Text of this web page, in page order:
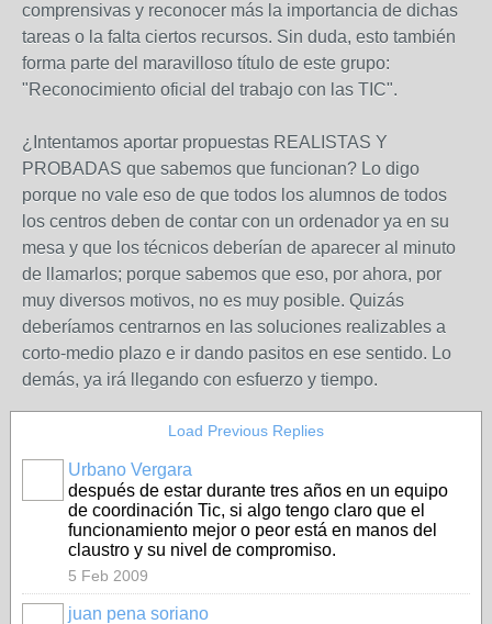
comprensivas y reconocer más la importancia de dichas
tareas o la falta ciertos recursos. Sin duda, esto también
forma parte del maravilloso título de este grupo:
"Reconocimiento oficial del trabajo con las TIC".
¿Intentamos aportar propuestas REALISTAS Y
PROBADAS que sabemos que funcionan? Lo digo
porque no vale eso de que todos los alumnos de todos
los centros deben de contar con un ordenador ya en su
mesa y que los técnicos deberían de aparecer al minuto
de llamarlos; porque sabemos que eso, por ahora, por
muy diversos motivos, no es muy posible. Quizás
deberíamos centrarnos en las soluciones realizables a
corto-medio plazo e ir dando pasitos en ese sentido. Lo
demás, ya irá llegando con esfuerzo y tiempo.
Load Previous Replies
Urbano Vergara
después de estar durante tres años en un equipo
de coordinación Tic, si algo tengo claro que el
funcionamiento mejor o peor está en manos del
claustro y su nivel de compromiso.
5 Feb 2009
juan pena soriano